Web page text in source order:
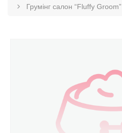
Грумінг салон “Fluffy Groom”